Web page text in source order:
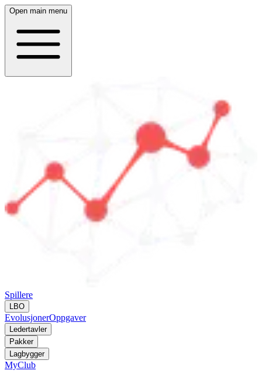
Open main menu
Spillere
LBO
EvolusjonerOppgaver
Ledertavler
Pakker
Lagbygger
MyClub